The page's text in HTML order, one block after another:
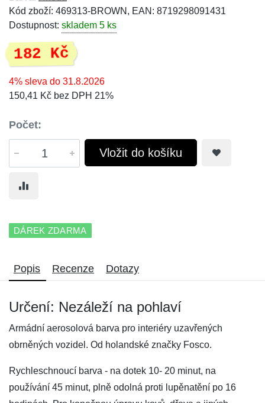
Kód zboží: 469313-BROWN, EAN: 8719298091431
Dostupnost: skladem 5 ks
182 Kč
4% sleva do 31.8.2026
150,41 Kč bez DPH 21%
Počet:
Vložit do košíku
DÁREK ZDARMA
Popis Recenze Dotazy
Určení: Nezáleží na pohlaví
Armádní aerosolová barva pro interiéry uzavřených
obrněných vozidel. Od holandské značky Fosco.
Rychleschnoucí barva - na dotek 10- 20 minut, na
používání 45 minut, plně odolná proti lupěnatění po 16